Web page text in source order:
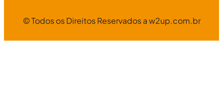
© Todos os Direitos Reservados a w2up.com.br